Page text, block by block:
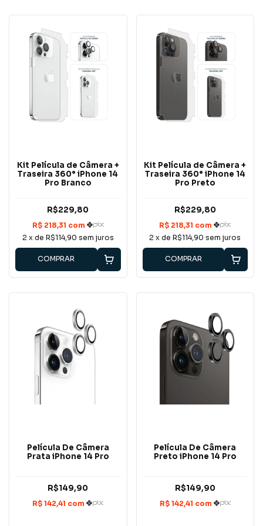
Kit Película de Câmera +
Traseira 360° iPhone 14
Pro Branco
R$229,80
2 x de R$114,90 sem juros
COMPRAR
Kit Película de Câmera +
Traseira 360° iPhone 14
Pro Preto
R$229,80
2 x deR$114,90 sem juros
COMPRAR
Película De Câmera
Prata iPhone 14 Pro
R$149,90
Película De Câmera
Preto iPhone 14 Pro
R$149,90